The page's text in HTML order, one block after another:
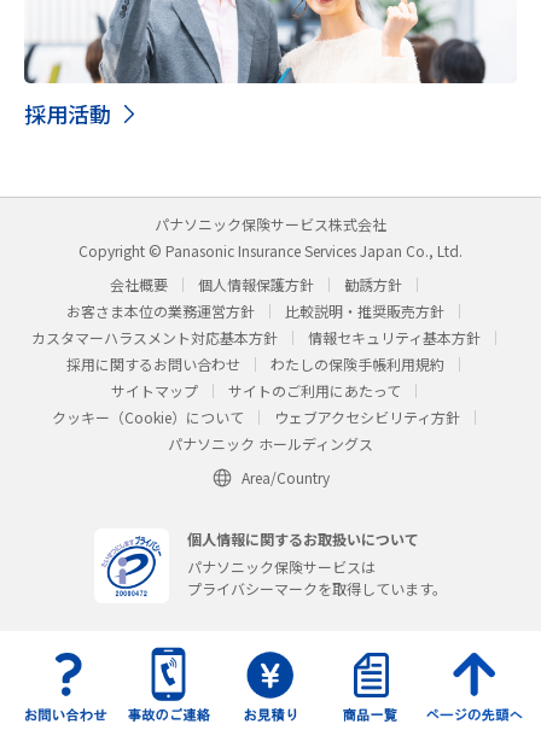
採用活動
パナソニック保険サービス株式会社
Copyright © Panasonic Insurance Services Japan Co., Ltd.
会社概要
個人情報保護方針
勧誘方針
お客さま本位の業務運営方針
比較説明・推奨販売方針
カスタマーハラスメント対応基本方針
情報セキュリティ基本方針
採用に関するお問い合わせ
わたしの保険手帳利用規約
サイトマップ
サイトのご利用にあたって
クッキー（Cookie）について
ウェブアクセシビリティ方針
パナソニック ホールディングス
Area/Country
個人情報に関するお取扱いについて
パナソニック保険サービスは
プライバシーマークを取得しています。